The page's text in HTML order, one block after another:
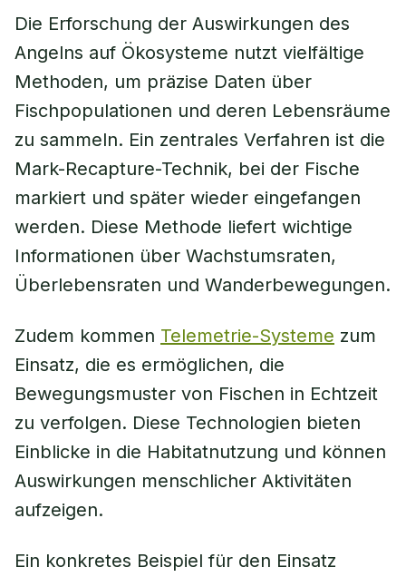
Die Erforschung der Auswirkungen des
Angelns auf Ökosysteme nutzt vielfältige
Methoden, um präzise Daten über
Fischpopulationen und deren Lebensräume
zu sammeln. Ein zentrales Verfahren ist die
Mark-Recapture-Technik, bei der Fische
markiert und später wieder eingefangen
werden. Diese Methode liefert wichtige
Informationen über Wachstumsraten,
Überlebensraten und Wanderbewegungen.
Zudem kommen Telemetrie-Systeme zum
Einsatz, die es ermöglichen, die
Bewegungsmuster von Fischen in Echtzeit
zu verfolgen. Diese Technologien bieten
Einblicke in die Habitatnutzung und können
Auswirkungen menschlicher Aktivitäten
aufzeigen.
Ein konkretes Beispiel für den Einsatz